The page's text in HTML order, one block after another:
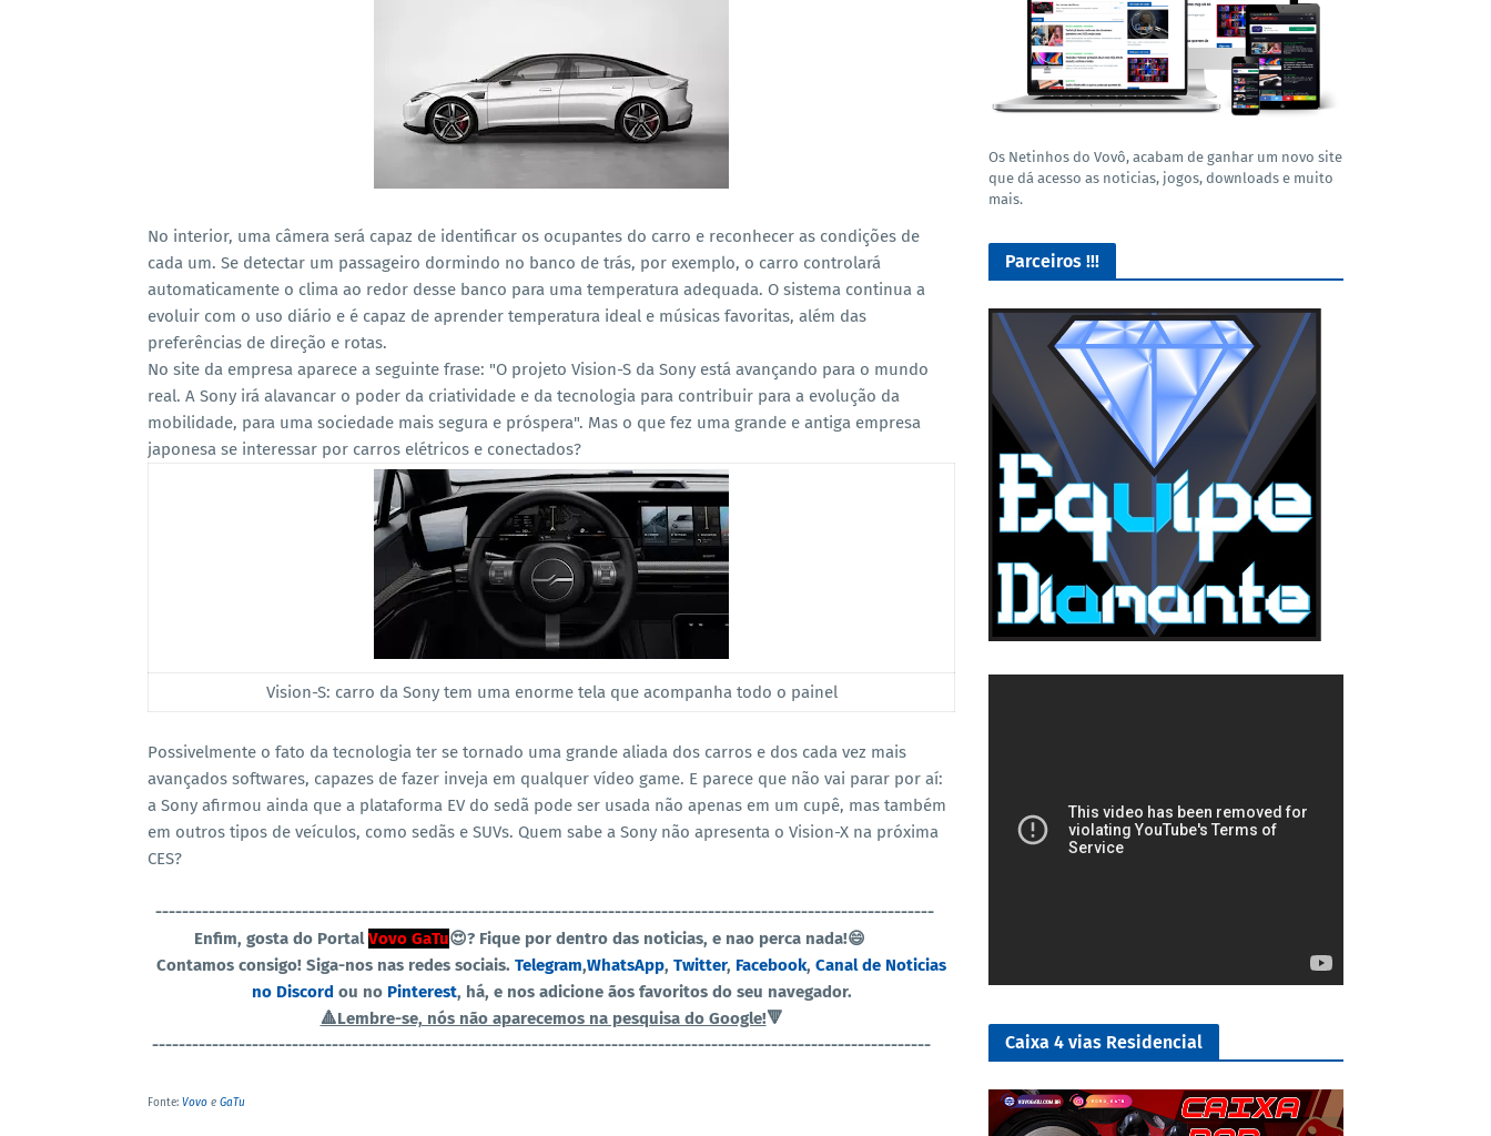
No interior, uma câmera será capaz de identificar os ocupantes do carro e reconhecer as condições de
cada um. Se detectar um passageiro dormindo no banco de trás, por exemplo, o carro controlará
automaticamente o clima ao redor desse banco para uma temperatura adequada. O sistema continua a
evoluir com o uso diário e é capaz de aprender temperatura ideal e músicas favoritas, além das
preferências de direção e rotas.
No site da empresa aparece a seguinte frase: "O projeto Vision-S da Sony está avançando para o mundo
real. A Sony irá alavancar o poder da criatividade e da tecnologia para contribuir para a evolução da
mobilidade, para uma sociedade mais segura e próspera". Mas o que fez uma grande e antiga empresa
japonesa se interessar por carros elétricos e conectados?
Vision-S: carro da Sony tem uma enorme tela que acompanha todo o painel
Possivelmente o fato da tecnologia ter se tornado uma grande aliada dos carros e dos cada vez mais
avançados softwares, capazes de fazer inveja em qualquer vídeo game. E parece que não vai parar por aí:
a Sony afirmou ainda que a plataforma EV do sedã pode ser usada não apenas em um cupê, mas também
em outros tipos de veículos, como sedãs e SUVs. Quem sabe a Sony não apresenta o Vision-X na próxima
CES?
---------------------------------------------------------------------------------------------------------------------
Enfim, gosta do PortalVovo GaTu😍? Fique por dentro das noticias, e nao perca nada!😄
Contamos consigo! Siga-nos nas redes sociais. Telegram,WhatsApp, Twitter, Facebook, Canal de Noticias
no Discord ou no Pinterest, há, e nos adicione ãos favoritos do seu navegador.
🔺Lembre-se, nós não aparecemos na pesquisa do Google!🔻
---------------------------------------------------------------------------------------------------------------------
Fonte: Vovo e GaTu
Os Netinhos do Vovô, acabam de ganhar um novo site
que dá acesso as noticias, jogos, downloads e muito
mais.
Parceiros !!!
Caixa 4 vias Residencial